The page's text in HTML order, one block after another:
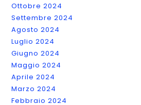
Ottobre 2024
Settembre 2024
Agosto 2024
Luglio 2024
Giugno 2024
Maggio 2024
Aprile 2024
Marzo 2024
Febbraio 2024